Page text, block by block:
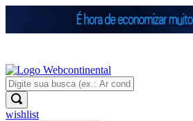
wishlist